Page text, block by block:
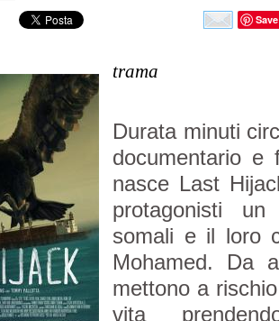
Save
trama
Durata minuti
documentario e
nasce Last
protagonisti
somali e il loro
Mohamed. Da
mettono a
vita